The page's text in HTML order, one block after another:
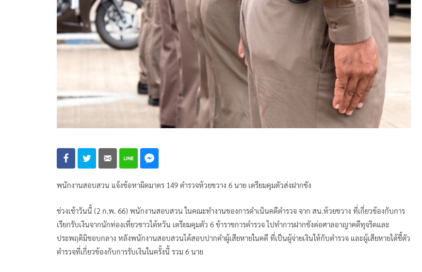
พนักงานสอบสวน แจ้งข้อหาผิดมาตร 149 ตำรวจห้วยขวาง 6 นาย เตรียมคุมตัวส่งฝากขัง
ช่วงเช้าวันนี้ (2 ก.พ. 66) พนักงานสอบสวน ในคณะทำงานของการดำเนินคดีตำรวจ จาก สน.ห้วยขวาง ที่เกี่ยวข้องกับการ
เรียกรับเงินจากนักท่องเที่ยวชาวไต้หวัน เตรียมคุมตัว 6 ข้าราชการตำรวจ ไปทำการฝากขังต่อศาลอาญาคดีทุจริตและ
ประพฤติมิชอบกลาง หลังพนักงานสอบสวนได้สอบปากคำผู้เสียหายในคดี ที่เป็นผู้จ่ายเงินให้กับตำรวจ และผู้เสียหายได้ชี้ตัว
ตำรวจที่เกี่ยวข้องกับการรับเงินในครั้งนี้ รวม 6 นาย